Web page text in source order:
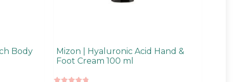
Body
Mizon | Hyaluronic Acid Hand &
Foot Cream 100 ml